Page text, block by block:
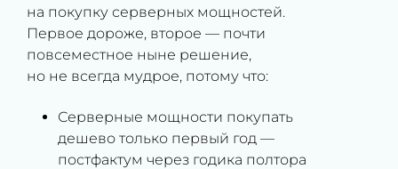
на покупку серверных мощностей.
Первое дороже, второе — почти
повсеместное ныне решение,
но не всегда мудрое, потому что:
Серверные мощности покупать
дешево только первый год —
постфактум через годика полтора